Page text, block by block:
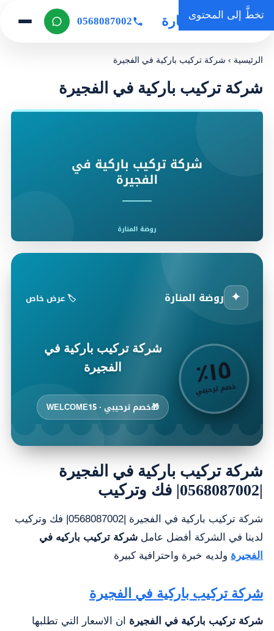
تخطَّ إلى المحتوى
روضة المنارة 0568087002
الرئيسية ›شركة تركيب باركية في الفجيرة
شركة تركيب باركية في الفجيرة
✦ روضة المنارة 🏷️ عرض خاص
١٥
٪
خصم ترحيبي
شركة تركيب باركية في
الفجيرة
🎁خصم ترحيبي · WELCOME15
شركة تركيب باركية في الفجيرة
|0568087002| فك وتركيب
شركة تركيب باركية في الفجيرة |0568087002| فك وتركيب
لدينا في الشركة أفضل عامل شركة تركيب باركيه في
الفجيرة ولديه خبرة واحترافية كبيرة
شركة تركيب باركية في الفجيرة
شركة تركيب باركية في الفجيرة ان الاسعار التي تطلبها